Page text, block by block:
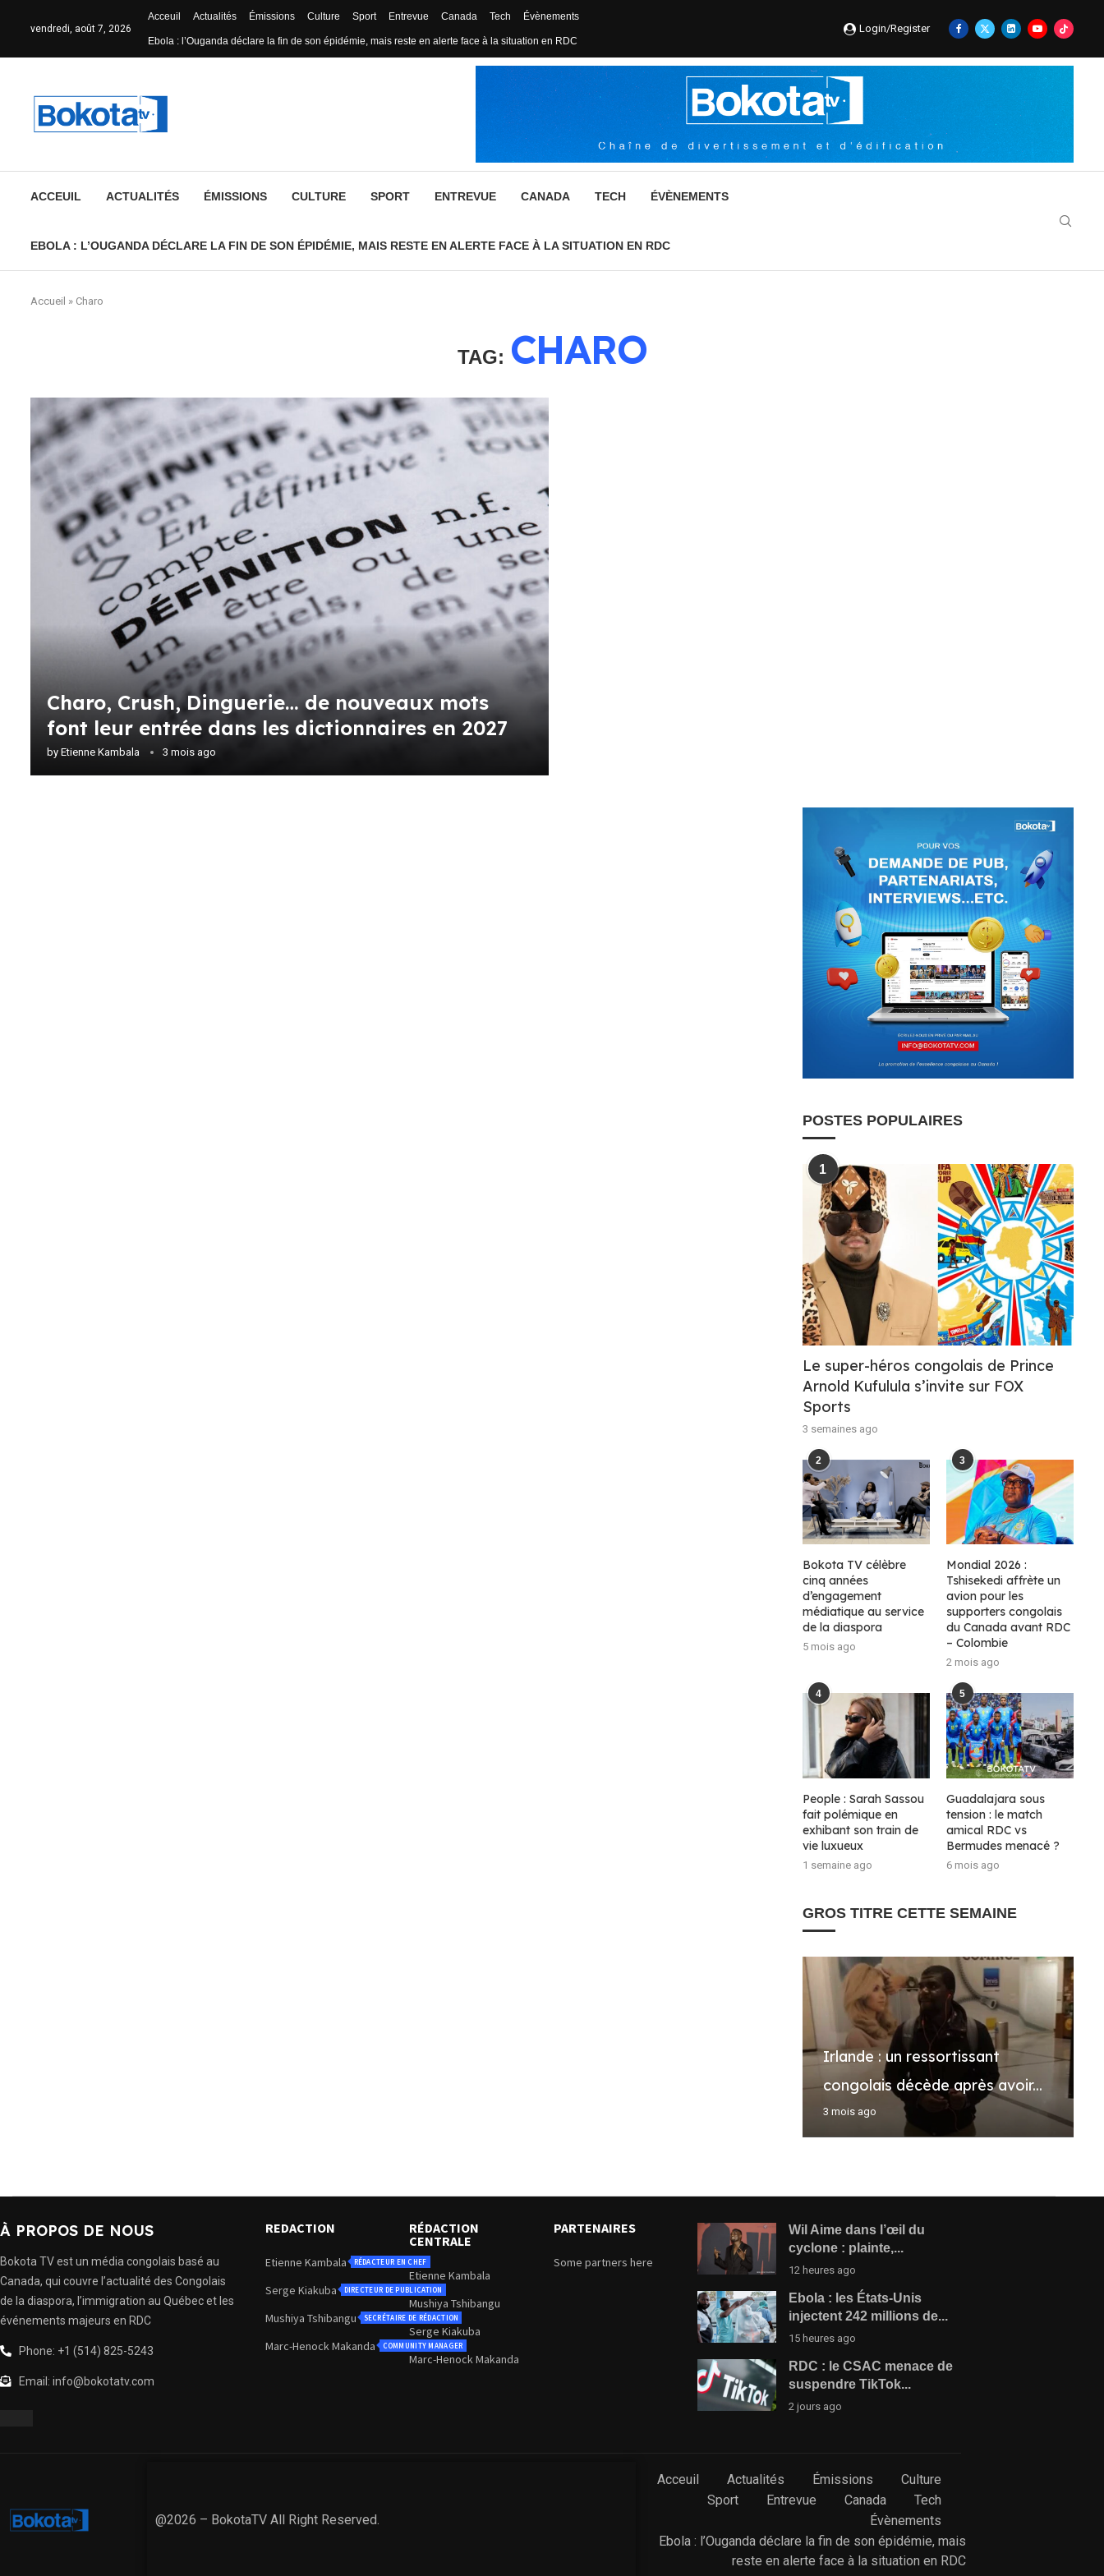
vendredi, août 7, 2026
Acceuil Actualités Émissions Culture Sport Entrevue Canada Tech Évènements
Ebola : l’Ouganda déclare la fin de son épidémie, mais reste en alerte face à la situation en RDC
Login/Register
ACCEUIL ACTUALITÉS ÉMISSIONS CULTURE SPORT ENTREVUE CANADA TECH ÉVÈNEMENTS
EBOLA : L’OUGANDA DÉCLARE LA FIN DE SON ÉPIDÉMIE, MAIS RESTE EN ALERTE FACE À LA SITUATION EN RDC
Accueil » Charo
TAG: CHARO
Charo, Crush, Dinguerie… de nouveaux mots
font leur entrée dans les dictionnaires en 2027
by Etienne Kambala 3 mois ago
POSTES POPULAIRES
1
Le super-héros congolais de Prince
Arnold Kufulula s’invite sur FOX
Sports
3 semaines ago
2
Bokota TV célèbre
cinq années
d’engagement
médiatique au service
de la diaspora
5 mois ago
3
Mondial 2026 :
Tshisekedi affrète un
avion pour les
supporters congolais
du Canada avant RDC
– Colombie
2 mois ago
4
People : Sarah Sassou
fait polémique en
exhibant son train de
vie luxueux
1 semaine ago
5
Guadalajara sous
tension : le match
amical RDC vs
Bermudes menacé ?
6 mois ago
GROS TITRE CETTE SEMAINE
Irlande : un ressortissant
congolais décède après avoir...
3 mois ago
À PROPOS DE NOUS
Bokota TV est un média congolais basé au
Canada, qui couvre l’actualité des Congolais
de la diaspora, l’immigration au Québec et les
événements majeurs en RDC
Phone: +1 (514) 825-5243
Email: info@bokotatv.com
REDACTION
Etienne Kambala RÉDACTEUR EN CHEF
Serge Kiakuba DIRECTEUR DE PUBLICATION
Mushiya Tshibangu SECRÉTAIRE DE RÉDACTION
Marc-Henock Makanda COMMUNITY MANAGER
RÉDACTION
CENTRALE
Etienne Kambala
Mushiya Tshibangu
Serge Kiakuba
Marc-Henock Makanda
PARTENAIRES
Some partners here
Wil Aime dans l’œil du
cyclone : plainte,...
12 heures ago
Ebola : les États-Unis
injectent 242 millions de...
15 heures ago
RDC : le CSAC menace de
suspendre TikTok...
2 jours ago
@2026 – BokotaTV All Right Reserved.
Acceuil Actualités Émissions
Culture
Sport
Entrevue Canada
Tech
Évènements
Ebola : l’Ouganda déclare la fin de son épidémie, mais
reste en alerte face à la situation en RDC